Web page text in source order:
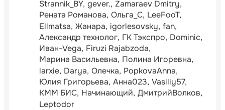
Strannik_BY gever. Zamaraev Dmitry
Рената Романова Ольга_С LeeFooT
Ellmatsa Жанара igorlesovsky fan
Александр технолог ГК Тэкспро Dominic
Иван-Vega Firuzi Rajabzoda
Марина Васильевна Полина Игоревна
larxie Darya Олечка PopkovaAnna
Юлия Григорьева Анна023 Vasiliy57
КММ БИС Начинающий ДмитрийВолков
Leptodor